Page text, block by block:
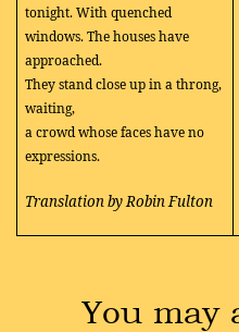
tonight. With quenched
windows. The houses have
approached.
They stand close up in a throng,
waiting,
a crowd whose faces have no
expressions.
Translation by Robin Fulton
You may